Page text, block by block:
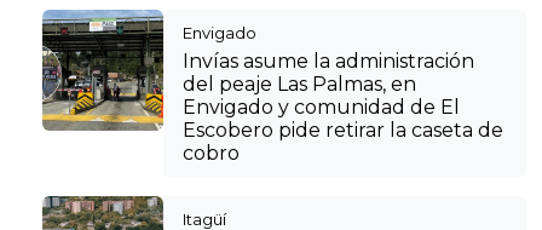
Envigado
Invías asume la administración
del peaje Las Palmas, en
Envigado y comunidad de El
Escobero pide retirar la caseta de
cobro
Itagüí